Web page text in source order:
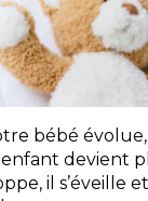
bébé
enfant devient
il s’éveille